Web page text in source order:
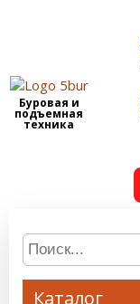
Буровая и
подъемная
техника
Каталог